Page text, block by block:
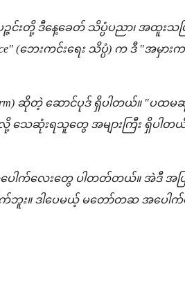
တို့ ဒီနေ့ခေတ် သိပ္ပံပညာ၊ အထူးသဖြင့်
(ဘေးကင်းရေး သိပ္ပံ) က ဒီ "အမှ
harm) ဆိုတဲ့ ဆောင်ပုဒ် ရှိပါတယ်။ "ပထ
သေဆုံးရသူတွေ အများကြီး ရှိပါတယ်။
ာ အပေါက်လေးတွေ ပါတတ်တယ်။ အဲဒီ
ဘူး။ ဒါပေမယ့် မတော်တဆ အပေါက်